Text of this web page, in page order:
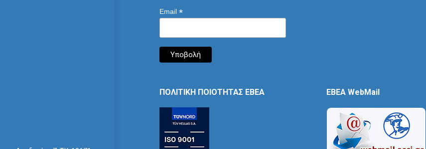
Email *
ΠΟΛΙΤΙΚΗ ΠΟΙΟΤΗΤΑΣ ΕΒΕΑ EBEA WebMail